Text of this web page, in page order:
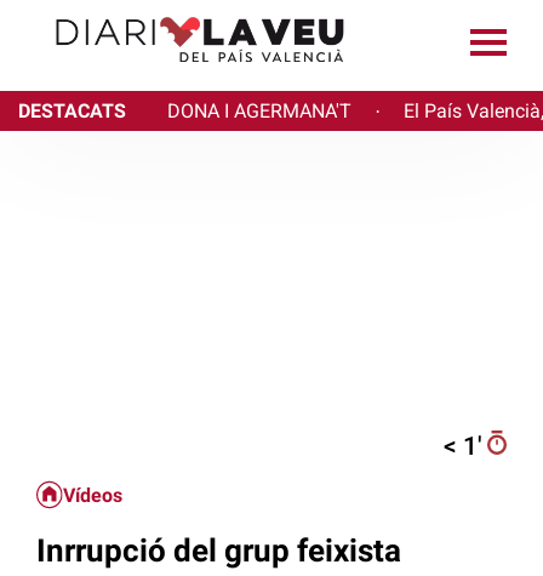
DESTACATS DONA I AGERMANA'T · El País
< 1′
Vídeos
Inrrupció del grup feixista